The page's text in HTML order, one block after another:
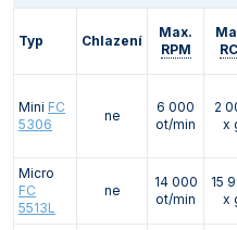
Typ Chlazení
Max.
RPM
Mini FC
5306
ne
6 000
ot/min
2
x
Micro
FC
5513L
ne
14 000
ot/min
15
x